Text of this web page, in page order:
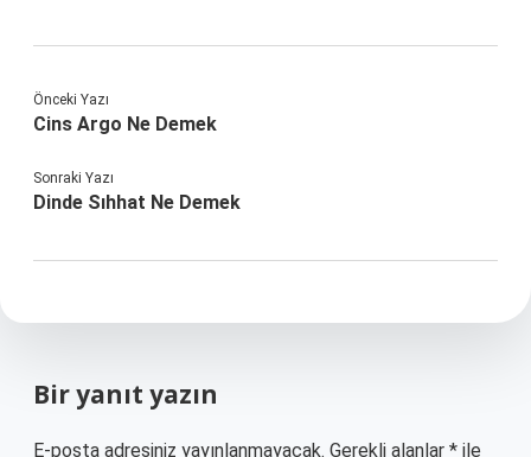
Önceki Yazı
Cins Argo Ne Demek
Sonraki Yazı
Dinde Sıhhat Ne Demek
Bir yanıt yazın
E-posta adresiniz yayınlanmayacak. Gerekli alanlar * ile